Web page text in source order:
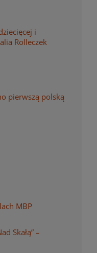
i
Rolleczek
pierwszą polską
MBP
Skałą” –